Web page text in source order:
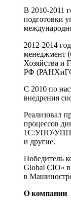
В 2010-2011
подготовки
2012-2014
менеджмент
Хозяйства и
РФ
С 2010 по
внедрения
Реализовал
процессов
и другие.
Победитель
Global CIO»
в
О компании